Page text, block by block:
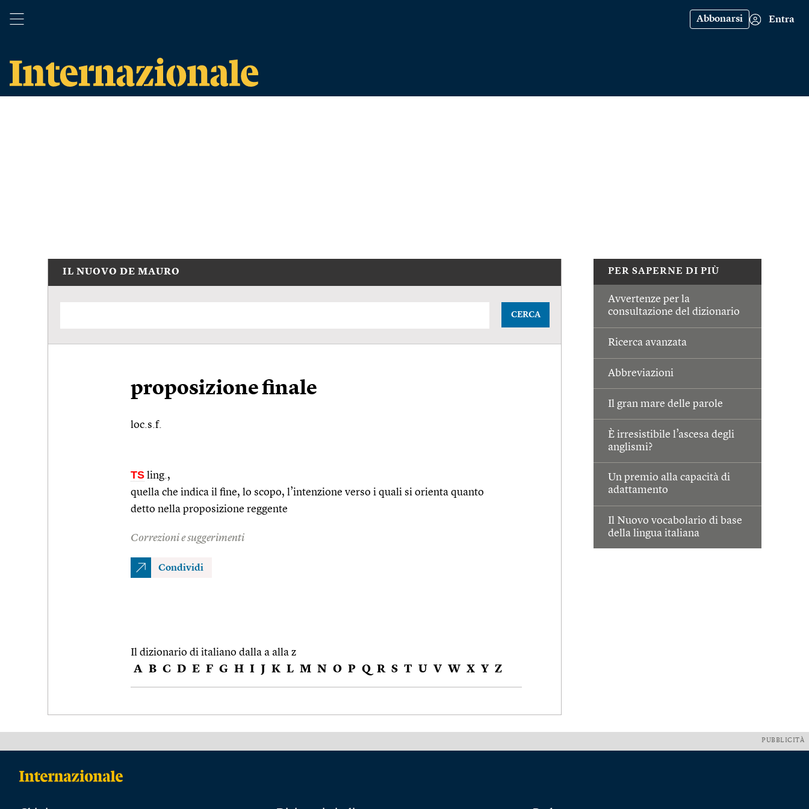
Abbonarsi Entra
PER SAPERNE DI PIÙ
Avvertenze per la
consultazione del dizionario
Ricerca avanzata
Abbreviazioni
Il gran mare delle parole
È irresistibile l’ascesa degli
anglismi?
Un premio alla capacità di
adattamento
Il Nuovo vocabolario di base
della lingua italiana
IL NUOVO DE MAURO
CERCA
proposizione finale
loc.s.f.
TS ling.,
quella che indica il fine, lo scopo, l’intenzione verso i quali si orienta quanto
detto nella proposizione reggente
Correzioni e suggerimenti
Condividi
Il dizionario di italiano dalla a alla z
A B C D E F G H I J K L M N O P Q R S T U V W X Y Z
PUBBLICITÀ